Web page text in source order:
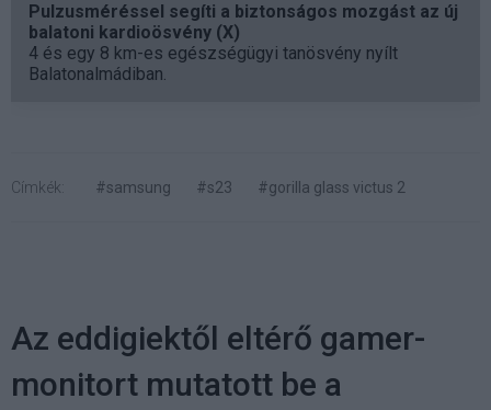
Pulzusméréssel segíti a biztonságos mozgást az új
balatoni kardioösvény (X)
4 és egy 8 km-es egészségügyi tanösvény nyílt
Balatonalmádiban.
Címkék: #samsung #s23 #gorilla glass victus 2
Az eddigiektől eltérő gamer-
monitort mutatott be a